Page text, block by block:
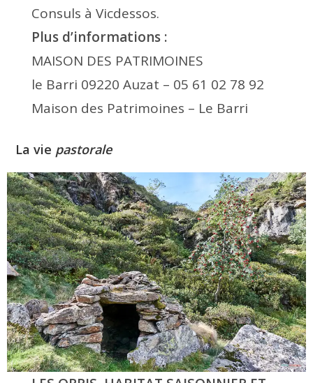
Consuls à Vicdessos.
Plus d’informations :
MAISON DES PATRIMOINES
le Barri 09220 Auzat – 05 61 02 78 92
Maison des Patrimoines – Le Barri
La vie pastorale